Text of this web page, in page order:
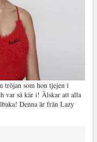
tröjan som hon tjejen i
var så kär i! Älskar att alla
Denna är från Lazy